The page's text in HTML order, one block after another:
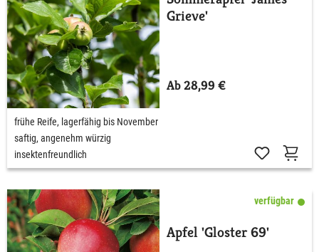
Grieve'
Ab 28,99 €
frühe Reife, lagerfähig bis November
saftig, angenehm würzig
insektenfreundlich
verfügbar
Apfel 'Gloster 69'